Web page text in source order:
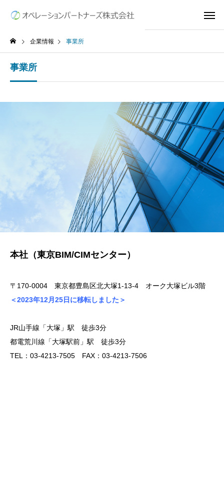
企業情報 事業所
事業所
本社（東京BIM/CIMセンター）
〒170-0004 東京都豊島区北大塚1-13-4 オーク大塚ビル3階
＜2023年12月25日に移転しました＞
JR山手線「大塚」駅 徒歩3分
都電荒川線「大塚駅前」駅 徒歩3分
TEL：03-4213-7505 FAX：03-4213-7506